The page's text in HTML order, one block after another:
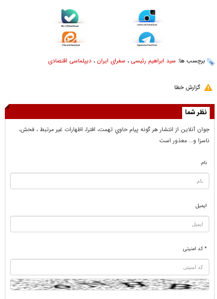
برچسب ها: سید ابراهیم رئیسی ، سفرای ایران ، دیپلماسی اقتصادی
گزارش خطا
نظر شما
جوان آنلاين از انتشار هر گونه پيام حاوي تهمت، افترا، اظهارات غير مرتبط ، فحش،
ناسزا و... معذور است
نام
ایمیل
* کد امنیتی